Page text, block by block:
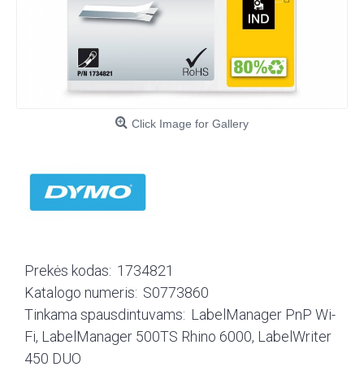
Click Image for Gallery
Prekės kodas: 1734821
Katalogo numeris: S0773860
Tinkama spausdintuvams: LabelManager PnP Wi-
Fi, LabelManager 500TS Rhino 6000, LabelWriter
450 DUO